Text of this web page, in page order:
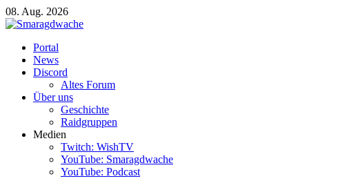
08. Aug. 2026
Portal
News
Discord
Altes Forum
Über uns
Geschichte
Raidgruppen
Medien
Twitch: WishTV
YouTube: Smaragdwache
YouTube: Podcast